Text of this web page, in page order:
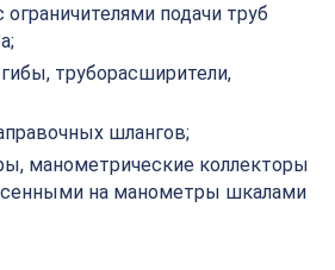
подачи труб
, труборасширители,
шлангов;
, манометрические коллекторы
на манометры шкалами